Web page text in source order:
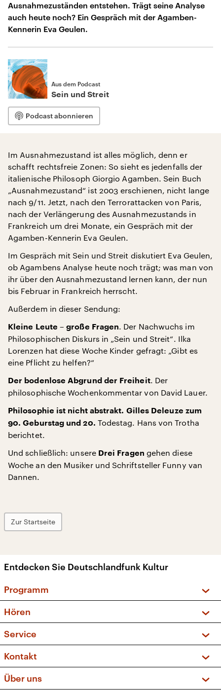
Ausnahmezuständen entstehen. Trägt seine Analyse
auch heute noch? Ein Gespräch mit der Agamben-
Kennerin Eva Geulen.
Aus dem Podcast
Sein und Streit
Podcast abonnieren
Im Ausnahmezustand ist alles möglich, denn er
schafft rechtsfreie Zonen: So sieht es jedenfalls der
italienische Philosoph Giorgio Agamben. Sein Buch
„Ausnahmezustand“ ist 2003 erschienen, nicht lange
nach 9/11. Jetzt, nach den Terrorattacken von Paris,
nach der Verlängerung des Ausnahmezustands in
Frankreich um drei Monate, ein Gespräch mit der
Agamben-Kennerin Eva Geulen.
Im Gespräch mit Sein und Streit diskutiert Eva Geulen,
ob Agambens Analyse heute noch trägt; was man von
ihr über den Ausnahmezustand lernen kann, der nun
bis Februar in Frankreich herrscht.
Außerdem in dieser Sendung:
Kleine Leute – große Fragen. Der Nachwuchs im
Philosophischen Diskurs in „Sein und Streit“. Ilka
Lorenzen hat diese Woche Kinder gefragt: „Gibt es
eine Pflicht zu helfen?“
Der bodenlose Abgrund der Freiheit. Der
philosophische Wochenkommentar von David Lauer.
Philosophie ist nicht abstrakt. Gilles Deleuze zum
90. Geburstag und 20. Todestag. Hans von Trotha
berichtet.
Und schließlich: unsereDrei Fragen gehen diese
Woche an den Musiker und Schriftsteller Funny van
Dannen.
Zur Startseite
Entdecken Sie Deutschlandfunk Kultur
Programm
Sendungen und Podcasts
Musikliste
Kakadu – Das Kinderprogramm
Hören
Frequenzen (UKW + DAB+)
Service
FAQ
Apps
Newsletter
Kontakt
Social Media
Über uns